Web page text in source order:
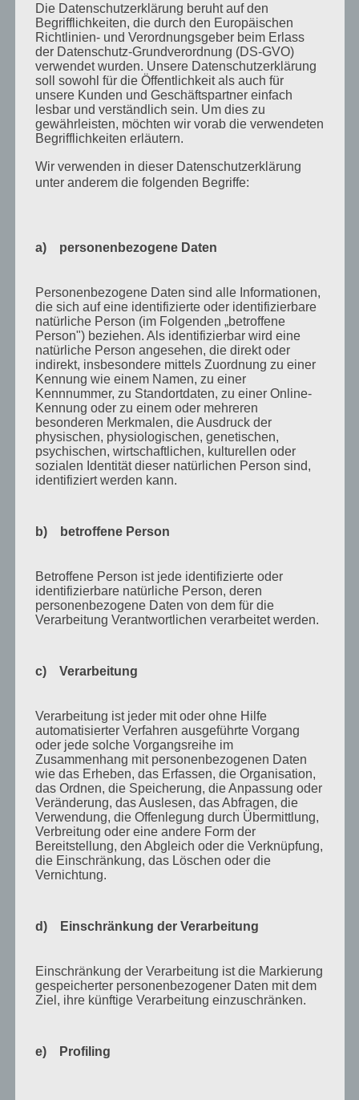
August 2019
Juni 2019
April 2019
November 2018
Oktober 2018
August 2018
Juli 2018
Juli 2017
Juni 2017
August 2016
Juli 2016
November 2015
September 2015
August 2015
Juli 2015
April 2015
Juli 2014
Juni 2014
Juni 2013
Mai 2013
April 2013
März 2013
August 2012
Juli 2012
Juni 2012
Februar 2012
Oktober 2011
September 2011
Juli 2011
Die Datenschutzerklärung beruht auf den
Begrifflichkeiten, die durch den Europäischen
Richtlinien- und Verordnungsgeber beim Erlass
der Datenschutz-Grundverordnung (DS-GVO)
verwendet wurden. Unsere Datenschutzerklärung
soll sowohl für die Öffentlichkeit als auch für
unsere Kunden und Geschäftspartner einfach
lesbar und verständlich sein. Um dies zu
gewährleisten, möchten wir vorab die verwendeten
Begrifflichkeiten erläutern.
Wir verwenden in dieser Datenschutzerklärung
unter anderem die folgenden Begriffe:
a) personenbezogene Daten
Personenbezogene Daten sind alle Informationen,
die sich auf eine identifizierte oder identifizierbare
natürliche Person (im Folgenden „betroffene
Person") beziehen. Als identifizierbar wird eine
natürliche Person angesehen, die direkt oder
indirekt, insbesondere mittels Zuordnung zu einer
Kennung wie einem Namen, zu einer
Kennnummer, zu Standortdaten, zu einer Online-
Kennung oder zu einem oder mehreren
besonderen Merkmalen, die Ausdruck der
physischen, physiologischen, genetischen,
psychischen, wirtschaftlichen, kulturellen oder
sozialen Identität dieser natürlichen Person sind,
identifiziert werden kann.
b) betroffene Person
Betroffene Person ist jede identifizierte oder
identifizierbare natürliche Person, deren
personenbezogene Daten von dem für die
Verarbeitung Verantwortlichen verarbeitet werden.
c) Verarbeitung
Verarbeitung ist jeder mit oder ohne Hilfe
automatisierter Verfahren ausgeführte Vorgang
oder jede solche Vorgangsreihe im
Zusammenhang mit personenbezogenen Daten
wie das Erheben, das Erfassen, die Organisation,
das Ordnen, die Speicherung, die Anpassung oder
Veränderung, das Auslesen, das Abfragen, die
Verwendung, die Offenlegung durch Übermittlung,
Verbreitung oder eine andere Form der
Bereitstellung, den Abgleich oder die Verknüpfung,
die Einschränkung, das Löschen oder die
Vernichtung.
d) Einschränkung der Verarbeitung
Einschränkung der Verarbeitung ist die Markierung
gespeicherter personenbezogener Daten mit dem
Ziel, ihre künftige Verarbeitung einzuschränken.
e) Profiling